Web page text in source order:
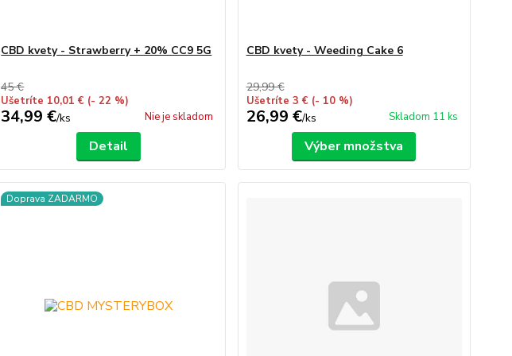
CBD kvety - Strawberry + 20% CC9 5G
45 €
Ušetríte 10,01 € (- 22 %)
34,99 €/ks Nie je skladom
Detail
CBD kvety - Weeding Cake 6
29,99 €
Ušetríte 3 € (- 10 %)
26,99 €/ks Skladom 11 ks
Výber množstva
Doprava ZADARMO